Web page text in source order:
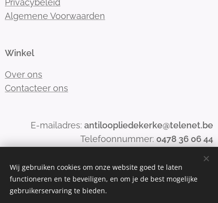
Privacybeleid
Algemene Voorwaarden
Winkel
Over ons
Contacteer ons
E-mailadres: antiloopliedekerke@telenet.be
Telefoonnummer: 0478 36 06 44
Mogelijk gemaakt doorWebnode Cookies
Wij gebruiken cookies om onze website goed te laten
functioneren en te beveiligen, en om je de best mogelijke
gebruikerservaring te bieden.